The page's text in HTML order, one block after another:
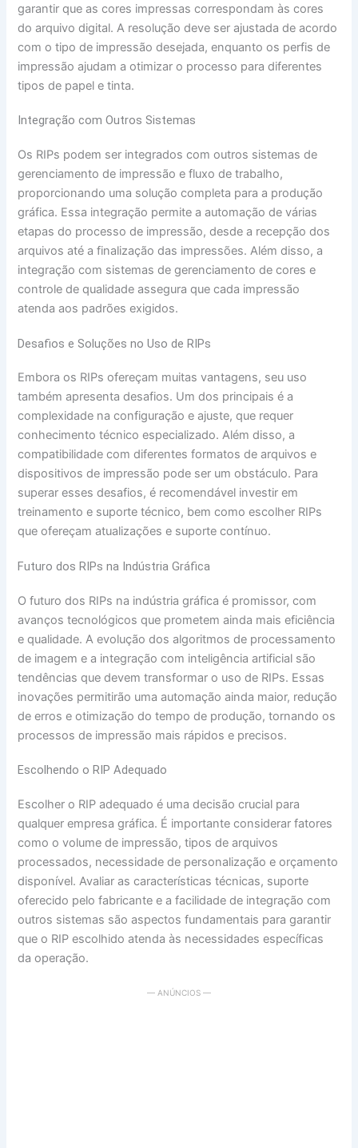
garantir que as cores impressas correspondam às cores
do arquivo digital. A resolução deve ser ajustada de acordo
com o tipo de impressão desejada, enquanto os perfis de
impressão ajudam a otimizar o processo para diferentes
tipos de papel e tinta.
Integração com Outros Sistemas
Os RIPs podem ser integrados com outros sistemas de
gerenciamento de impressão e fluxo de trabalho,
proporcionando uma solução completa para a produção
gráfica. Essa integração permite a automação de várias
etapas do processo de impressão, desde a recepção dos
arquivos até a finalização das impressões. Além disso, a
integração com sistemas de gerenciamento de cores e
controle de qualidade assegura que cada impressão
atenda aos padrões exigidos.
Desafios e Soluções no Uso de RIPs
Embora os RIPs ofereçam muitas vantagens, seu uso
também apresenta desafios. Um dos principais é a
complexidade na configuração e ajuste, que requer
conhecimento técnico especializado. Além disso, a
compatibilidade com diferentes formatos de arquivos e
dispositivos de impressão pode ser um obstáculo. Para
superar esses desafios, é recomendável investir em
treinamento e suporte técnico, bem como escolher RIPs
que ofereçam atualizações e suporte contínuo.
Futuro dos RIPs na Indústria Gráfica
O futuro dos RIPs na indústria gráfica é promissor, com
avanços tecnológicos que prometem ainda mais eficiência
e qualidade. A evolução dos algoritmos de processamento
de imagem e a integração com inteligência artificial são
tendências que devem transformar o uso de RIPs. Essas
inovações permitirão uma automação ainda maior, redução
de erros e otimização do tempo de produção, tornando os
processos de impressão mais rápidos e precisos.
Escolhendo o RIP Adequado
Escolher o RIP adequado é uma decisão crucial para
qualquer empresa gráfica. É importante considerar fatores
como o volume de impressão, tipos de arquivos
processados, necessidade de personalização e orçamento
disponível. Avaliar as características técnicas, suporte
oferecido pelo fabricante e a facilidade de integração com
outros sistemas são aspectos fundamentais para garantir
que o RIP escolhido atenda às necessidades específicas
da operação.
— ANÚNCIOS —